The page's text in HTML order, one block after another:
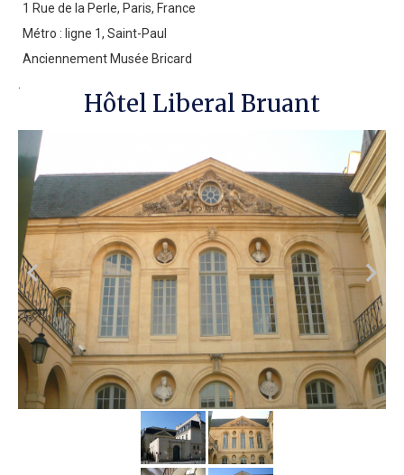
1 Rue de la Perle, Paris, France
Métro : ligne 1, Saint-Paul
Anciennement Musée Bricard
Hôtel Liberal Bruant